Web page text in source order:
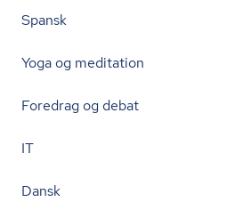
Spansk
Yoga og meditation
Foredrag og debat
IT
Dansk